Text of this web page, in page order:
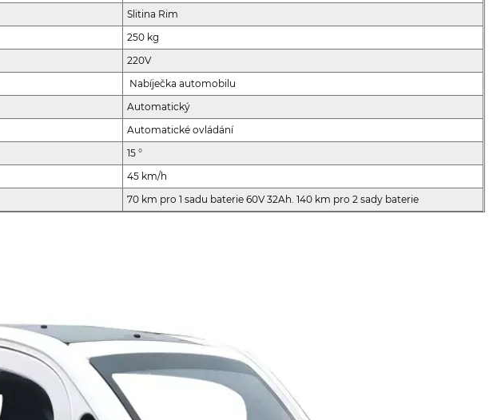
Slitina Rim
250 kg
220V
Nabíječka automobilu
Automatický
Automatické ovládání
15 °
45 km/h
70 km pro 1 sadu baterie 60V 32Ah. 140 km pro 2 sady baterie